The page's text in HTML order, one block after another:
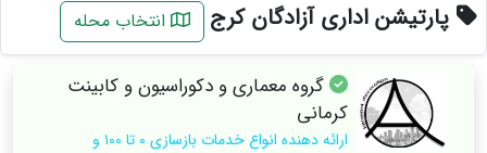
پارتیشن اداری آزادگان کرج انتخاب محله
گروه معماری و دکوراسیون و کابینت
کرمانی
ارائه دهنده انواع خدمات بازسازی ۰ تا ۱۰۰ و